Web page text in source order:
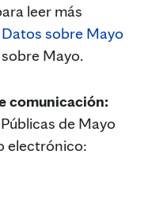
leer más
Datos sobre Mayo
Mayo.
comunicación:
de Mayo
electrónico: